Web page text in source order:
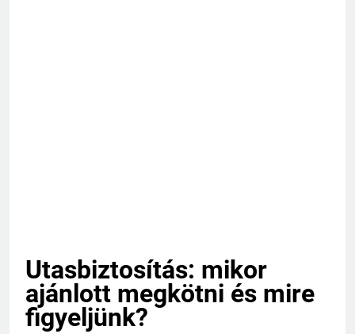
Utasbiztosítás: mikor
ajánlott megkötni és mire
figyeljünk?